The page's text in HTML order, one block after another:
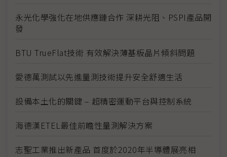
永光化學強化在地供應鏈合作 深耕光阻、PSPI產品開
發
BTU TrueFlat技術 有效解決薄基板晶片傾斜問題
愛德萬測試以先進量測技術提升安全舒適生活
設備本土化的關鍵 – 超精密運動平台與控制系統
海德漢ETEL最佳前瞻性量測解決方案
志聖工業推出新產品 首度於2020年半導體展亮相